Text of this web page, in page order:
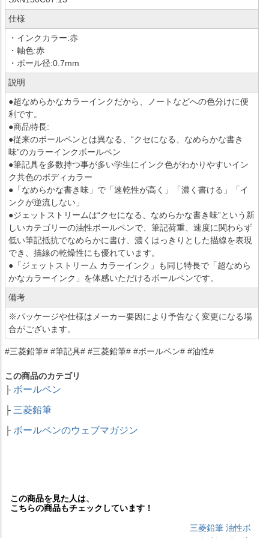
仕様
・インクカラー:赤
・軸色:赤
・ボール径:0.7mm
説明
●超なめらかなカラーインクだから、ノートなどへの色分けに便
利です。
●商品特長:
●従来のボールペンとは異なる、“クセになる、なめらかな書き
味”のカラーインクボールペン
●筆記具を多数持つ事が多い学生にインク色がわかりやすいイン
ク共色のボディカラー
●「なめらかな書き味」で「速乾性が高く」「濃く書ける」「イ
ンクが逆流しない」
●ジェットストリームは“クセになる、なめらかな書き味”という新
しいカテゴリーの油性ボールペンで、筆記荷重、速度に関わらず
低い筆記抵抗でなめらかに書け、濃くはっきりとした描線を表現
でき、描線の乾燥性にも優れています。
●「ジェットストリーム カラーインク」も同じ特長で「超なめら
かなカラーインク」を体感いただけるボールペンです。
備考
※パッケージや仕様はメーカー要因により予告なく変更になる場
合がございます。
#三菱鉛筆# #筆記具# #三菱鉛筆# #ボールペン# #油性#
この商品のカテゴリ
├ ボールペン
├ 三菱鉛筆
├ ボールペンのウェブマガジン
この商品を見た人は、
こちらの商品もチェックしています！
三菱鉛筆 油性ボ